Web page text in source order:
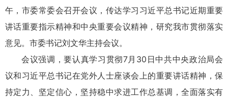
午，市委常委会召开会议，传达学习习近平总书记近期重要
讲话重要指示精神和中央重要会议精神，研究我市贯彻落实
意见。市委书记刘文华主持会议。
会议强调，要认真学习贯彻7月30日中共中央政治局会
议和习近平总书记在党外人士座谈会上的重要讲话精神，保
持定力、坚定信心，坚持稳中求进工作总基调，全面落实有